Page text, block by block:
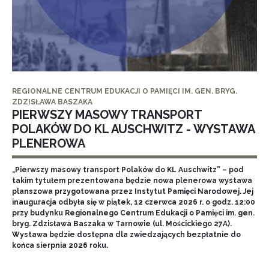
REGIONALNE CENTRUM EDUKACJI O PAMIĘCI IM. GEN. BRYG.
ZDZISŁAWA BASZAKA
PIERWSZY MASOWY TRANSPORT
POLAKÓW DO KL AUSCHWITZ - WYSTAWA
PLENEROWA
„Pierwszy masowy transport Polaków do KL Auschwitz” – pod
takim tytułem prezentowana będzie nowa plenerowa wystawa
planszowa przygotowana przez Instytut Pamięci Narodowej. Jej
inauguracja odbyła się w piątek, 12 czerwca 2026 r. o godz. 12:00
przy budynku Regionalnego Centrum Edukacji o Pamięci im. gen.
bryg. Zdzisława Baszaka w Tarnowie (ul. Mościckiego 27A).
Wystawa będzie dostępna dla zwiedzających bezpłatnie do
końca sierpnia 2026 roku.